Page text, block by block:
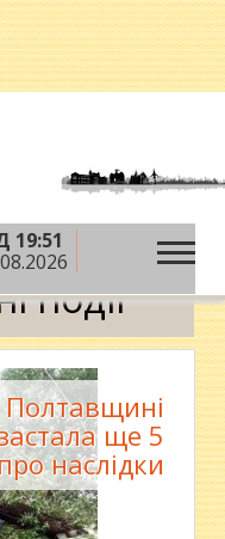
19:51події
події
ще 5
наслідки